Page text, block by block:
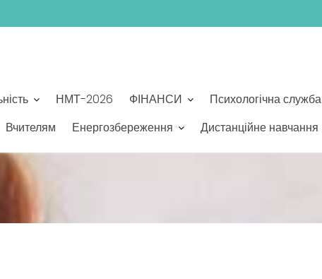
НМТ-2026 ФІНАНСИ Психологічна служба
Вчителям Енергозбереження Дистанційне навчання